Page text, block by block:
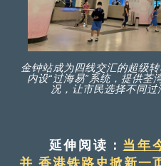
金钟站成为四线交汇的超级
内设“过海易”系统，提供荃
况，让市民选择不同过
延伸阅读： 当年